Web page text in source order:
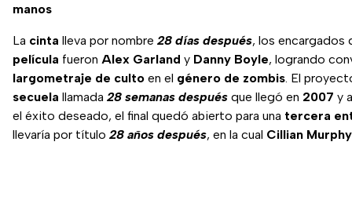
manos
La cinta lleva por nombre 28 días después, los encargados
película fueron Alex Garland y Danny Boyle, logrando
largometraje de culto en el género de zombis. El
secuela llamada 28 semanas después que llegó en 2007 y
el éxito deseado, el final quedó abierto para una tercera
llevaría por título 28 años después, en la cual Cillian